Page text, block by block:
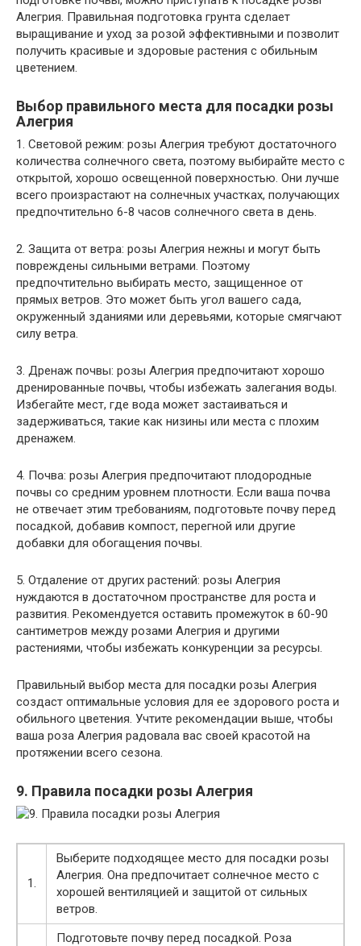
Алегрия. Правильная подготовка грунта сделает
выращивание и уход за розой эффективными и позволит
получить красивые и здоровые растения с обильным
цветением.
Выбор правильного места для посадки розы
Алегрия
1. Световой режим: розы Алегрия требуют достаточного
количества солнечного света, поэтому выбирайте место с
открытой, хорошо освещенной поверхностью. Они лучше
всего произрастают на солнечных участках, получающих
предпочтительно 6-8 часов солнечного света в день.
2. Защита от ветра: розы Алегрия нежны и могут быть
повреждены сильными ветрами. Поэтому
предпочтительно выбирать место, защищенное от
прямых ветров. Это может быть угол вашего сада,
окруженный зданиями или деревьями, которые смягчают
силу ветра.
3. Дренаж почвы: розы Алегрия предпочитают хорошо
дренированные почвы, чтобы избежать залегания воды.
Избегайте мест, где вода может застаиваться и
задерживаться, такие как низины или места с плохим
дренажем.
4. Почва: розы Алегрия предпочитают плодородные
почвы со средним уровнем плотности. Если ваша почва
не отвечает этим требованиям, подготовьте почву перед
посадкой, добавив компост, перегной или другие
добавки для обогащения почвы.
5. Отдаление от других растений: розы Алегрия
нуждаются в достаточном пространстве для роста и
развития. Рекомендуется оставить промежуток в 60-90
сантиметров между розами Алегрия и другими
растениями, чтобы избежать конкуренции за ресурсы.
Правильный выбор места для посадки розы Алегрия
создаст оптимальные условия для ее здорового роста и
обильного цветения. Учтите рекомендации выше, чтобы
ваша роза Алегрия радовала вас своей красотой на
протяжении всего сезона.
9. Правила посадки розы Алегрия
1.
Выберите подходящее место для посадки розы
Алегрия. Она предпочитает солнечное место с
хорошей вентиляцией и защитой от сильных
ветров.
Подготовьте почву перед посадкой. Роза